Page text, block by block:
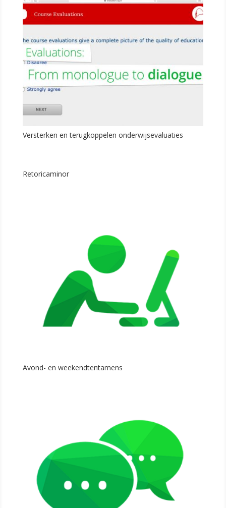
Versterken en terugkoppelen onderwijsevaluaties
Retoricaminor
Avond- en weekendtentamens